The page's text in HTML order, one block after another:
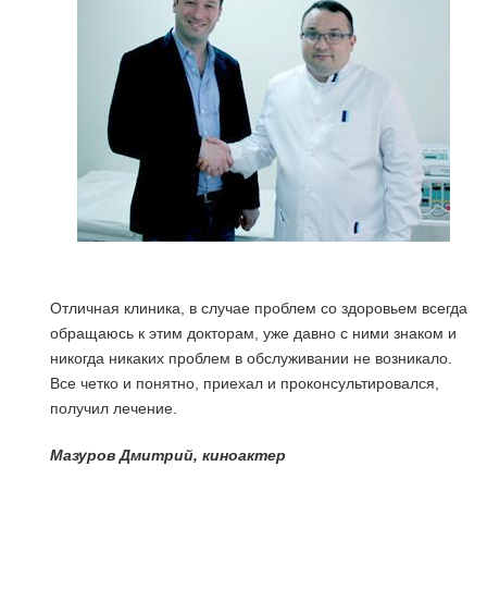
Отличная клиника, в случае проблем со здоровьем всегда
обращаюсь к этим докторам, уже давно с ними знаком и
никогда никаких проблем в обслуживании не возникало.
Все четко и понятно, приехал и проконсультировался,
получил лечение.
Мазуров Дмитрий, киноактер